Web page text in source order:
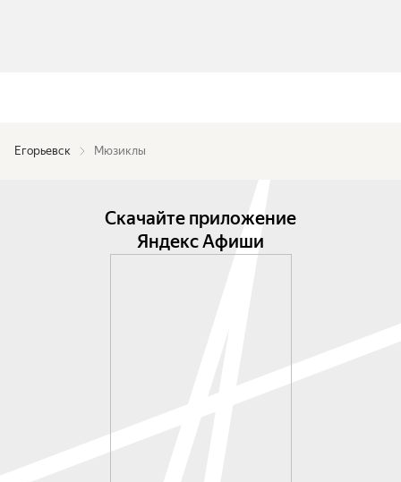
Егорьевск Мюзиклы
Скачайте приложение
Яндекс Афиши